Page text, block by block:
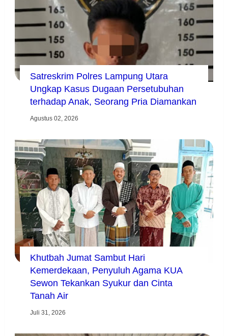
Satreskrim Polres Lampung Utara
Ungkap Kasus Dugaan Persetubuhan
terhadap Anak, Seorang Pria Diamankan
Agustus 02, 2026
Khutbah Jumat Sambut Hari
Kemerdekaan, Penyuluh Agama KUA
Sewon Tekankan Syukur dan Cinta
Tanah Air
Juli 31, 2026